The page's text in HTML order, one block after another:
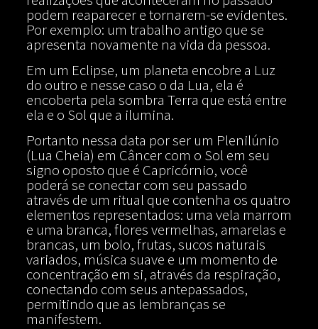
podem reaparecer e tornarem-se evidentes.
Por exemplo: um trabalho antigo que se
apresenta novamente na vida da pessoa.
Em um Eclipse, um planeta encobre a Luz
do outro e nesse caso o da Lua, ela é
encoberta pela sombra Terra que está entre
ela e o Sol que a ilumina.
Portanto nessa data por ser um Plenilúnio
(Lua Cheia) em Câncer com o Sol em seu
signo oposto que é Capricórnio, você
poderá se conectar com seu passado
através de um ritual que contenha os quatro
elementos representados: uma vela marrom
e uma branca, flores vermelhas, amarelas e
brancas, um bolo, frutas, sucos naturais
variados, música suave e um momento de
concentração em si, através da respiração,
conectando com seus antepassados,
permitindo que as lembranças se
manifestem.